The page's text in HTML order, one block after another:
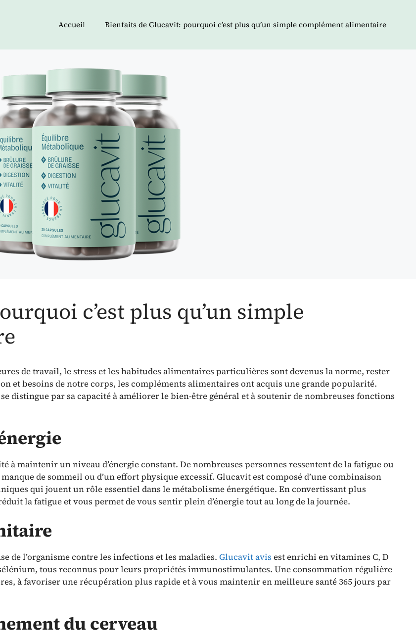
Accueil Bienfaits de Glucavit: pourquoi c’est plus qu’un simple complément alimentaire
c’est plus qu’un simple
de travail, le stress et les habitudes alimentaires particulières sont devenus la norme, rester
et besoins de notre corps, les compléments alimentaires ont acquis une grande popularité.
distingue par sa capacité à améliorer le bien-être général et à soutenir de nombreuses fonctions
à maintenir un niveau d’énergie constant. De nombreuses personnes ressentent de la fatigue ou
de sommeil ou d’un effort physique excessif. Glucavit est composé d’une combinaison
qui jouent un rôle essentiel dans le métabolisme énergétique. En convertissant plus
la fatigue et vous permet de vous sentir plein d’énergie tout au long de la journée.
de l’organisme contre les infections et les maladies. Glucavit avis est enrichi en vitamines C, D
tous reconnus pour leurs propriétés immunostimulantes. Une consommation régulière
à favoriser une récupération plus rapide et à vous maintenir en meilleure santé 365 jours par
du cerveau